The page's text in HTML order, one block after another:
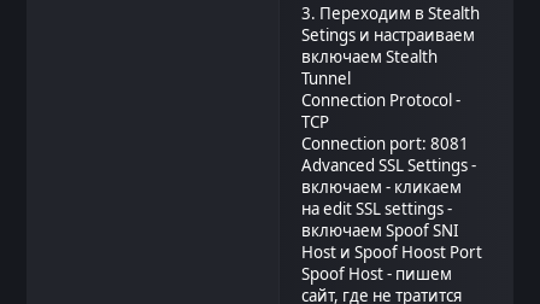
3. Переходим в Stealth
Setings и настраиваем
включаем Stealth
Tunnel
Connection Protocol -
TCP
Connection port: 8081
Advanced SSL Settings -
включаем - кликаем
на edit SSL settings -
включаем Spoof SNI
Host и Spoof Hoost Port
Spoof Host - пишем
сайт, где не тратится